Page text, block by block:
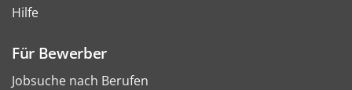
Hilfe
Für Bewerber
Jobsuche nach Berufen